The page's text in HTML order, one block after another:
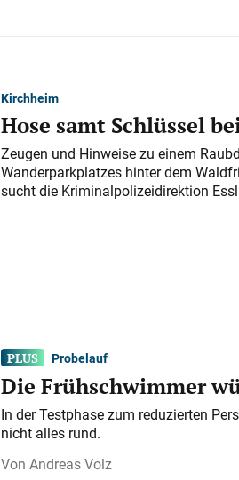
Kirchheim
Hose samt Schlüssel
Zeugen und Hinweise zu einem
Wanderparkplatzes hinter dem
sucht die Kriminalpolizeidirektion
Probelauf
Die Frühschwimmer
In der Testphase zum reduzierten
nicht alles rund.
Andreas Volz